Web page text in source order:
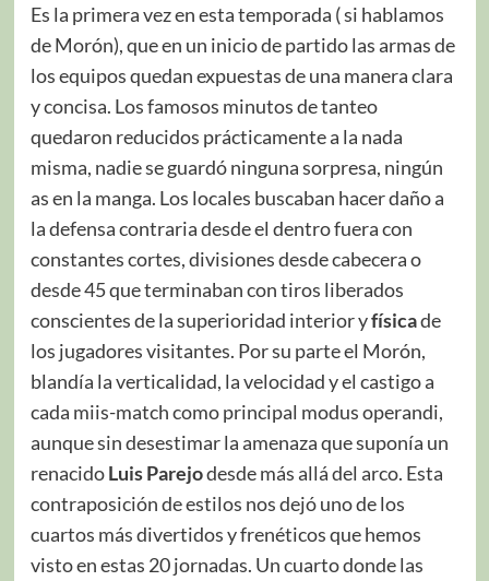
Es la primera vez en esta temporada ( si hablamos
de Morón), que en un inicio de partido las armas de
los equipos quedan expuestas de una manera clara
y concisa. Los famosos minutos de tanteo
quedaron reducidos prácticamente a la nada
misma, nadie se guardó ninguna sorpresa, ningún
as en la manga. Los locales buscaban hacer daño a
la defensa contraria desde el dentro fuera con
constantes cortes, divisiones desde cabecera o
desde 45 que terminaban con tiros liberados
conscientes de la superioridad interior yfísicade
los jugadores visitantes. Por su parte el Morón,
blandía la verticalidad, la velocidad y el castigo a
cada miis-match como principal modus operandi,
aunque sin desestimar la amenaza que suponía un
renacidoLuis Parejodesde más allá del arco. Esta
contraposición de estilos nos dejó uno de los
cuartos más divertidos y frenéticos que hemos
visto en estas 20 jornadas. Un cuarto donde las